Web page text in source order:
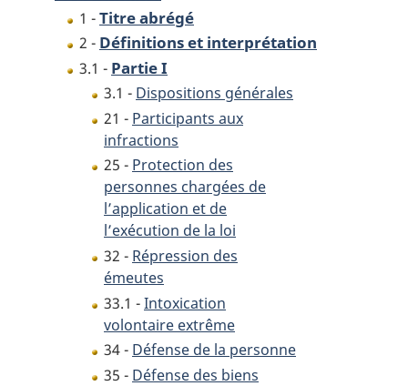
1 -Titre abrégé
2 - Définitions et interprétation
3.1 - Partie I
3.1 - Dispositions générales
21 - Participants aux
infractions
25 - Protection des
personnes chargées de
l’application et de
l’exécution de la loi
32 - Répression des
émeutes
33.1 -Intoxication
volontaire extrême
34 - Défense de la personne
35 - Défense des biens